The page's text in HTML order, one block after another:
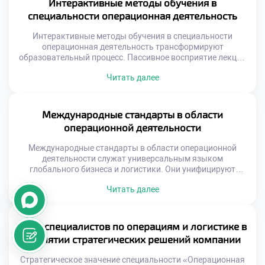
принципов работы таких систем обязательно для
специалиста. Цифровизация меняет саму суть
логистических операций на складах. Ручной учет и […]
Интерактивные методы обучения в
специальности операционная деятельность
Интерактивные методы обучения в специальности
операционная деятельность трансформируют
образовательный процесс. Пассивное восприятие лекций
требует навыков принятия решений в реальном времени.
обучающихся становится главным принципом
современной педагогики. Знания усваиваются через
действие, диалог и переживание. Выпускники выходят на
рынок труда готовыми к […]
Читать далее
Международные стандарты в области
операционной деятельности
Международные стандарты в области операционной
деятельности служат универсальным языком
глобального бизнеса и логистики. Они унифицируют
информации. Единые правила игры позволяют
компаниям из разных стран взаимодействовать без
барьеров. Абитуриенты должны понимать, что профессия
строится на строгих нормативных рамках. Знание
стандартов является фундаментом профессиональной
компетентности будущего специалиста. Стандартизация
обеспечивает предсказуемость […]
Читать далее
Роль специалистов по операциям и логистике в
принятии стратегических решений компании
Стратегическое значение специальности «Операционная